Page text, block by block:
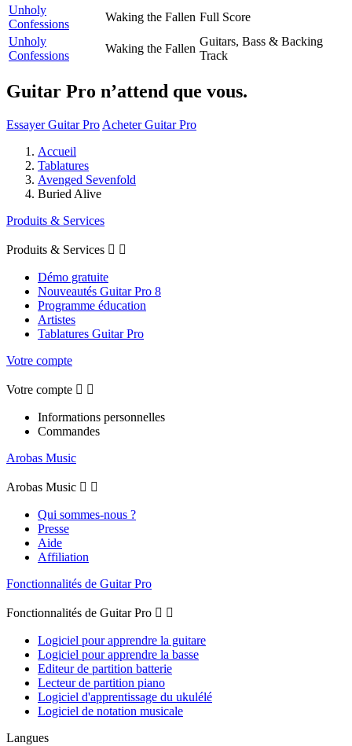
Unholy
Confessions
Waking the Fallen Full Score
Unholy
Confessions
Waking the Fallen
Guitars, Bass & Backing
Track
Guitar Pro n’attend que vous.
Essayer Guitar Pro Acheter Guitar Pro
Accueil
Tablatures
Avenged Sevenfold
Buried Alive
Produits & Services
Produits & Services  
Démo gratuite
Nouveautés Guitar Pro 8
Programme éducation
Artistes
Tablatures Guitar Pro
Votre compte
Votre compte  
Informations personnelles
Commandes
Arobas Music
Arobas Music  
Qui sommes-nous ?
Presse
Aide
Affiliation
Fonctionnalités de Guitar Pro
Fonctionnalités de Guitar Pro  
Logiciel pour apprendre la guitare
Logiciel pour apprendre la basse
Editeur de partition batterie
Lecteur de partition piano
Logiciel d'apprentissage du ukulélé
Logiciel de notation musicale
Langues